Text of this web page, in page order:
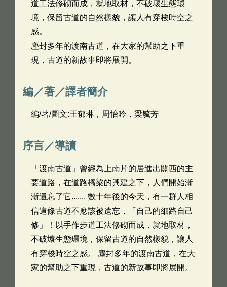
道工法修砌而成，就地取材，不破壞生態環
境，保留古道的自然樣貌，讓人有穿梭時空之
感。
塵封多年的渡南古道，在大家的幫助之下重
現，古道的新故事即將展開。
編／著／譯者簡介
編/著/圖文:王郁琳，周怡吟，梁毓芳
序言／導讀
「渡南古道」曾經為上南片的居進出關西的主
要道路，在道路橋梁的興建之下，人們開始漸
漸遺忘了它....... 數十年後的今天，有一群人相
信這條古道不應該被遺忘，「自己的細路自己
修」！以手作步道工法修砌而成，就地取材，
不破壞生態環境，保留古道的自然樣貌，讓人
有穿梭時空之感。 塵封多年的渡南古道，在大
家的幫助之下重現，古道的新故事即將展開。